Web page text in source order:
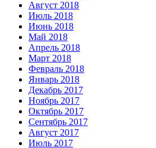
Август 2018
Июль 2018
Июнь 2018
Май 2018
Апрель 2018
Март 2018
Февраль 2018
Январь 2018
Декабрь 2017
Ноябрь 2017
Октябрь 2017
Сентябрь 2017
Август 2017
Июль 2017